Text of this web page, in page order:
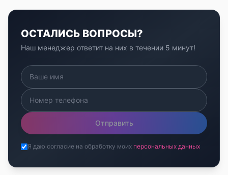
ОСТАЛИСЬ ВОПРОСЫ?
Наш менеджер ответит на них в течении 5 минут!
Отправить
Я даю согласие на обработку моих персональных данных